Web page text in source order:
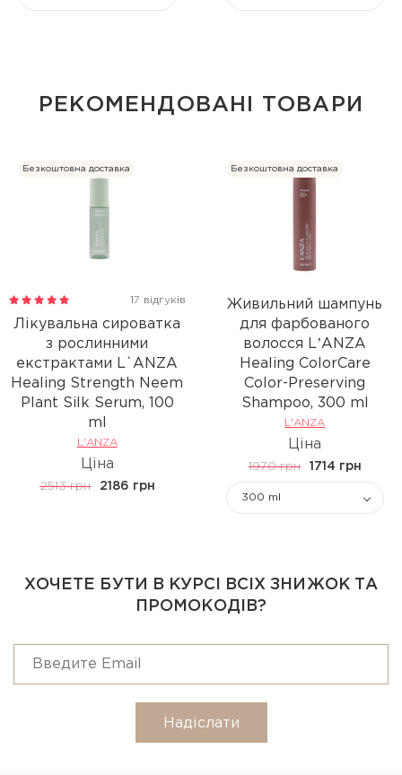
РЕКОМЕНДОВАНІ ТОВАРИ
Безкоштовна доставка
17 відгуків
Лікувальна сироватка
з рослинними
екстрактами L`ANZA
Healing Strength Neem
Plant Silk Serum, 100
ml
L'ANZA
Ціна
2513 грн 2186 грн
Безкоштовна доставка
Живильний шампунь
для фарбованого
волосся LʼANZA
Healing ColorCare
Color-Preserving
Shampoo, 300 ml
L'ANZA
Ціна
1970 грн 1714 грн
300 ml
ХОЧЕТЕ БУТИ В КУРСІ ВСІХ ЗНИЖОК ТА
ПРОМОКОДІВ?
Надіслати